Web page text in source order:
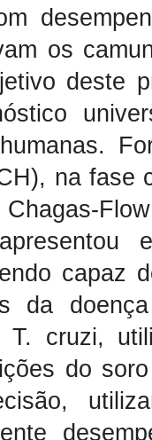
os
deste
na fase
capaz
da
cruzi,
do